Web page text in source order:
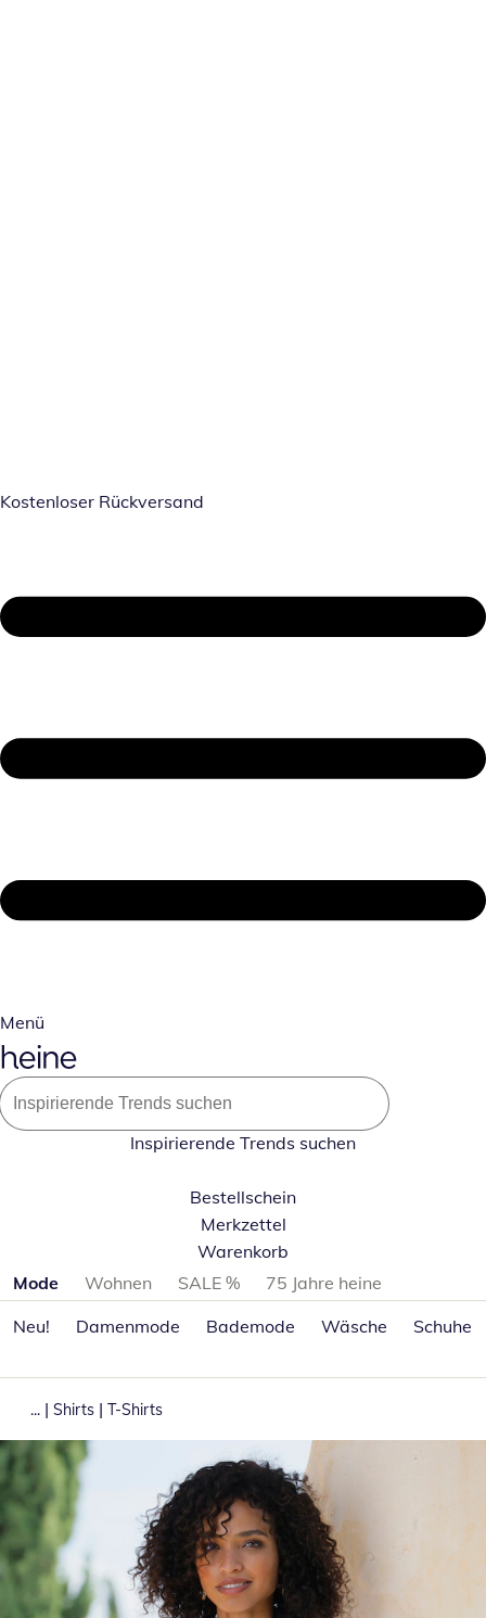
Kostenloser Rückversand
Menü
Inspirierende Trends suchen
Bestellschein
Merkzettel
Warenkorb
Produktkategorien überspringen
Mode Wohnen SALE %
75 Jahre heine
Neu!
Damenmode Bademode Wäsche Schuhe
... | Shirts | T-Shirts